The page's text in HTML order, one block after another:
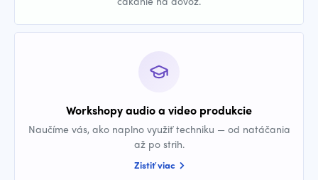
Workshopy audio a video produkcie
Naučíme vás, ako naplno využiť techniku — od natáčania
až po strih.
Zistiť viac